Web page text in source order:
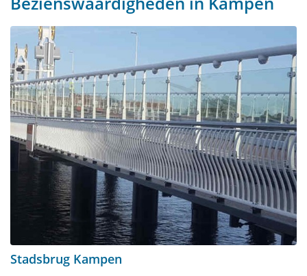
Stadsbrug Kampen